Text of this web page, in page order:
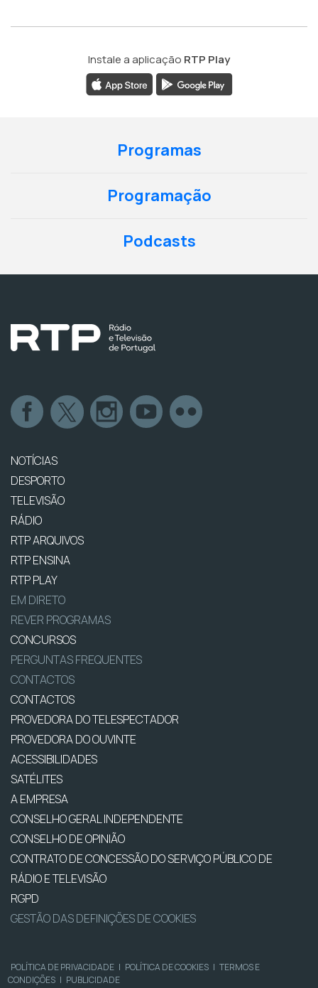
Instale a aplicação RTP Play
Programas
Programação
Podcasts
NOTÍCIAS
DESPORTO
TELEVISÃO
RÁDIO
RTP ARQUIVOS
RTP ENSINA
RTP PLAY
EM DIRETO
REVER PROGRAMAS
CONCURSOS
PERGUNTAS FREQUENTES
CONTACTOS
CONTACTOS
PROVEDORA DO TELESPECTADOR
PROVEDORA DO OUVINTE
ACESSIBILIDADES
SATÉLITES
A EMPRESA
CONSELHO GERAL INDEPENDENTE
CONSELHO DE OPINIÃO
CONTRATO DE CONCESSÃO DO SERVIÇO PÚBLICO DE
RÁDIO E TELEVISÃO
RGPD
GESTÃO DAS DEFINIÇÕES DE COOKIES
POLÍTICA DE PRIVACIDADE | POLÍTICA DE COOKIES | TERMOS E
CONDIÇÕES | PUBLICIDADE